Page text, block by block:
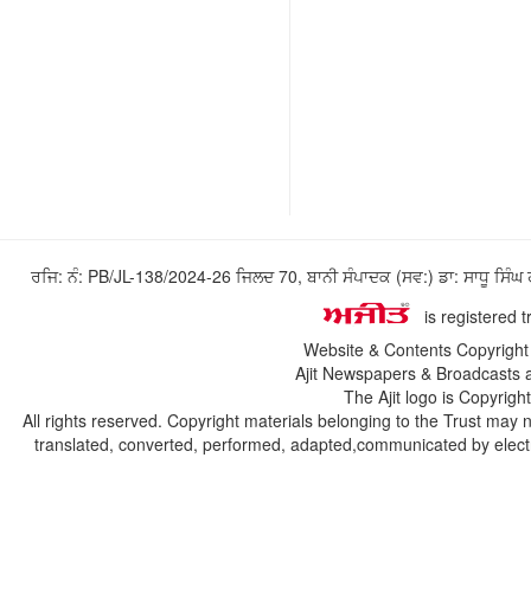
ਰਜਿ: ਨੰ: PB/JL-138/2024-26 ਜਿਲਦ 70, ਬਾਨੀ ਸੰਪਾਦਕ (ਸਵ:) ਡਾ: ਸਾਧੂ
is registered
Website & Contents
Ajit Newspapers &
The Ajit logo is
All rights reserved. Copyright materials belonging to the Trust
translated, converted, performed, adapted,communicated by